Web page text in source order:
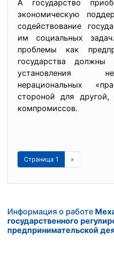
А государство
экономическую
содействование
им социальных
проблемы как
государства
установления
нерациональных
стороной для
компромиссов.
Страница 1 »
Информация о работе
государственного
предпринимательской